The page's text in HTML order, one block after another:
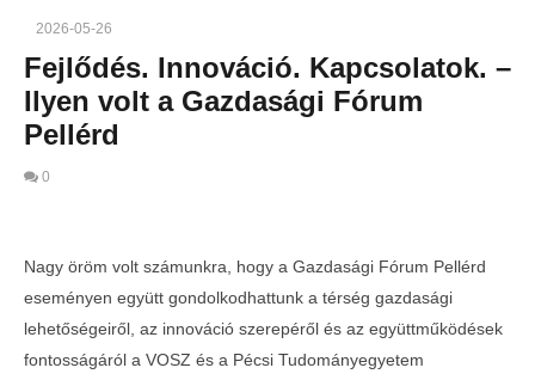
2026-05-26
Fejlődés. Innováció. Kapcsolatok. –
Ilyen volt a Gazdasági Fórum
Pellérd
0
Nagy öröm volt számunkra, hogy a Gazdasági Fórum Pellérd
eseményen együtt gondolkodhattunk a térség gazdasági
lehetőségeiről, az innováció szerepéről és az együttműködések
fontosságáról a VOSZ és a Pécsi Tudományegyetem